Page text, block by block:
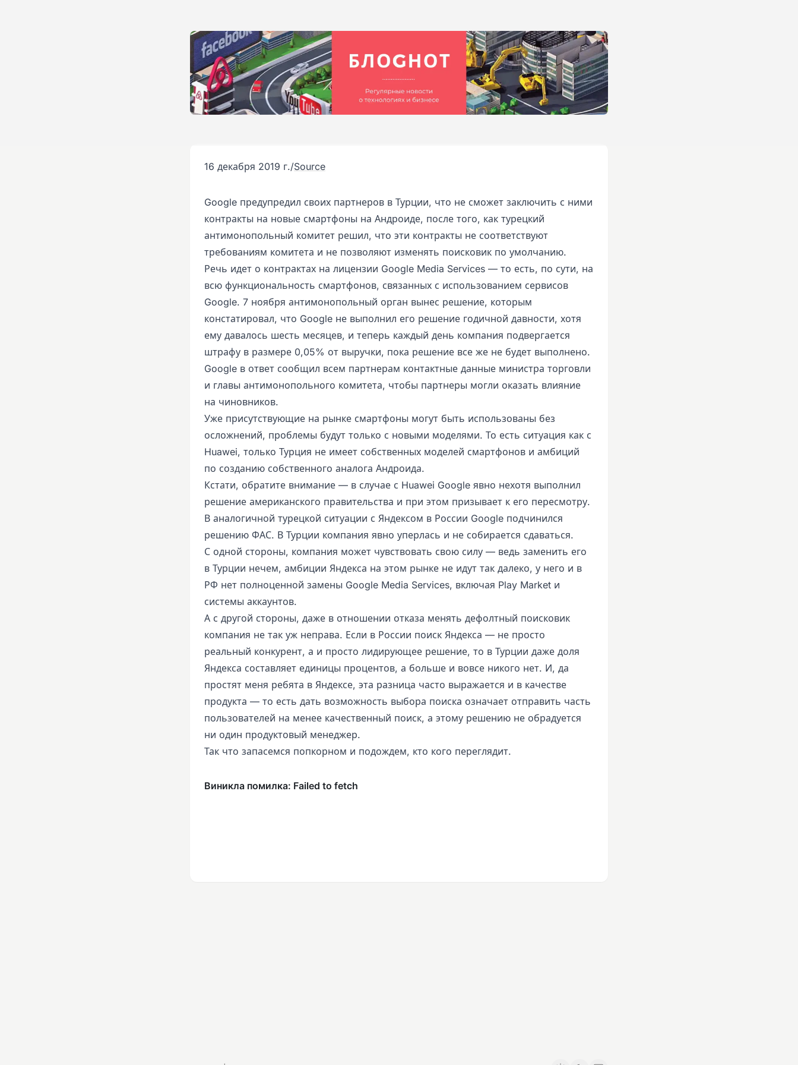
16 декабря 2019 г./Source
Google предупредил своих партнеров в Турции, что не сможет заключить с ними
контракты на новые смартфоны на Андроиде, после того, как турецкий
антимонопольный комитет решил, что эти контракты не соответствуют
требованиям комитета и не позволяют изменять поисковик по умолчанию.
Речь идет о контрактах на лицензии Google Media Services — то есть, по сути, на
всю функциональность смартфонов, связанных с использованием сервисов
Google. 7 ноября антимонопольный орган вынес решение, которым
констатировал, что Google не выполнил его решение годичной давности, хотя
ему давалось шесть месяцев, и теперь каждый день компания подвергается
штрафу в размере 0,05% от выручки, пока решение все же не будет выполнено.
Google в ответ сообщил всем партнерам контактные данные министра торговли
и главы антимонопольного комитета, чтобы партнеры могли оказать влияние
на чиновников.
Уже присутствующие на рынке смартфоны могут быть использованы без
осложнений, проблемы будут только с новыми моделями. То есть ситуация как с
Huawei, только Турция не имеет собственных моделей смартфонов и амбиций
по созданию собственного аналога Андроида.
Кстати, обратите внимание — в случае с Huawei Google явно нехотя выполнил
решение американского правительства и при этом призывает к его пересмотру.
В аналогичной турецкой ситуации с Яндексом в России Google подчинился
решению ФАС. В Турции компания явно уперлась и не собирается сдаваться.
С одной стороны, компания может чувствовать свою силу — ведь заменить его
в Турции нечем, амбиции Яндекса на этом рынке не идут так далеко, у него и в
РФ нет полноценной замены Google Media Services, включая Play Market и
системы аккаунтов.
А с другой стороны, даже в отношении отказа менять дефолтный поисковик
компания не так уж неправа. Если в России поиск Яндекса — не просто
реальный конкурент, а и просто лидирующее решение, то в Турции даже доля
Яндекса составляет единицы процентов, а больше и вовсе никого нет. И, да
простят меня ребята в Яндексе, эта разница часто выражается и в качестве
продукта — то есть дать возможность выбора поиска означает отправить часть
пользователей на менее качественный поиск, а этому решению не обрадуется
ни один продуктовый менеджер.
Так что запасемся попкорном и подождем, кто кого переглядит.